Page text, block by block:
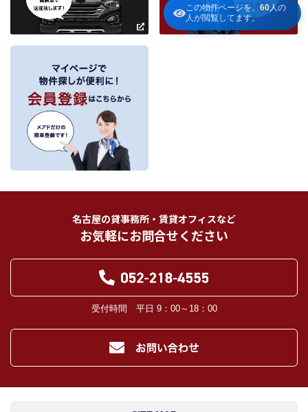
この物件ページを、60 人の
人が閲覧してます。
有用と思われる当社提携先の商品・サービス等を紹介するためのダイレクトメ
ールの発送等のために、お宮様の個人情報のうち住所、氏名、電話番号、メー
ルアドレスの情報を利用させていただきます。このための利用は、お客様から
の申し出により取り止めます。
３．個人情報の第三者への提供
当社が保有する個人情報は、お客様との契約の履行、賃貸取引にあっては契約管
理、売買取引にあっては契約後の管理・アフターサービスの実施のため、業務の
内容に応じて、氏名、住所、電話番号、生年月日、不動産物件情報、成約情報
を、書面、郵便物、電話、インターネット、電子メール、広告媒体等で次の 1.～
11.記載の第三者に提供されます。なお、お客様からの申出がありましたら、提供
は停止いたします。
お客様から委託を受けた事項についての契約の相手方となる者、その見込者。
他の宅地建物取引業者。
取引業者に義務付けられます。）
登記に関する司法書士、土地家屋調査士。
対象不動産について管理の必要がある場合における管理業者。
当社の管理が生じる場合は、管理委託契約の重要事項説明書に定める業務委託
先及び管理費引き落としの際の振込先金融機関、管理組合役員。
入居者様が賃料を滞納した場合の滞納取立者。
当社のデータベース等に対する必要な安全管理措置を実施いたします。
フリーワード検索
名古屋の貸事務所・賃貸オフィスなど
お気軽にお問合せください
受付時間 平日 9：00～18：00